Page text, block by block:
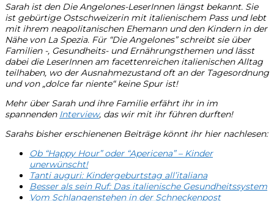
Sarah ist den Die Angelones-LeserInnen längst bekannt. Sie
ist gebürtige Ostschweizerin mit italienischem Pass und lebt
mit ihrem neapolitanischen Ehemann und den Kindern in der
Nähe von La Spezia. Für “Die Angelones” schreibt sie über
Familien -, Gesundheits- und Ernährungsthemen und lässt
dabei die LeserInnen am facettenreichen italienischen Alltag
teilhaben, wo der Ausnahmezustand oft an der Tagesordnung
und von „dolce far niente“ keine Spur ist!
Mehr über Sarah und ihre Familie erfährt ihr in im
spannenden Interview, das wir mit ihr führen durften!
Sarahs bisher erschienenen Beiträge könnt ihr hier nachlesen:
Ob “Happy Hour” oder “Apericena” – Kinder
unerwünscht!
Tanti auguri: Kindergeburtstag all’italiana
Besser als sein Ruf: Das italienische Gesundheitssystem
Vom Schlangenstehen in der Schneckenpost